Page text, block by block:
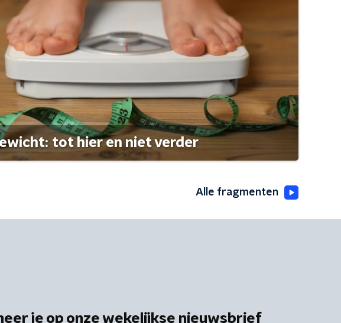
tot hier en niet verder
Alle fragmenten
je op onze wekelijkse nieuwsbrief